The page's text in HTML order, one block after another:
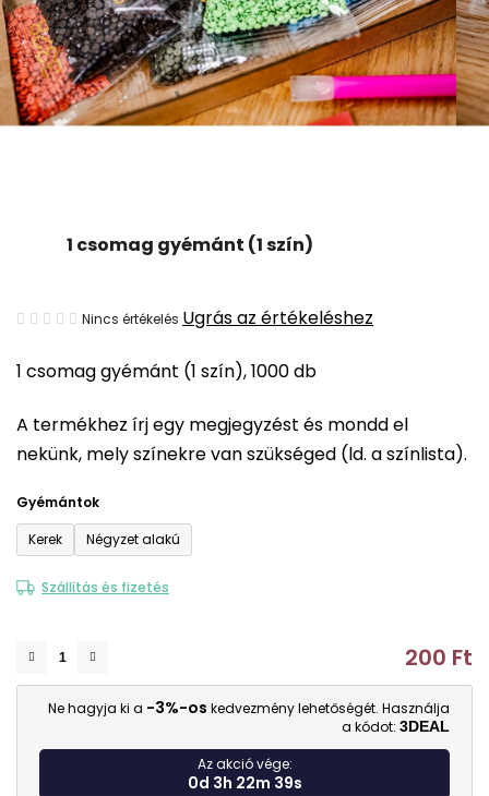
1 csomag gyémánt (1 szín), 1000 db
A termékhez írj egy megjegyzést és mondd el
nekünk, mely színekre van szükséged (ld. a színlista).
Gyémántok
Kerek
Négyzet alakú
Szállítás és fizetés
200 Ft
Ne hagyja ki a -3%-os kedvezmény lehetőségét. Használja
a kódot: 3DEAL
Az akció vége:
0d 3h 22m 38s
1 csomag gyémánt (1 szín)
A
átlagos
5-
ből
0,0
csillag.
Nincs értékelés Ugrás az értékeléshez